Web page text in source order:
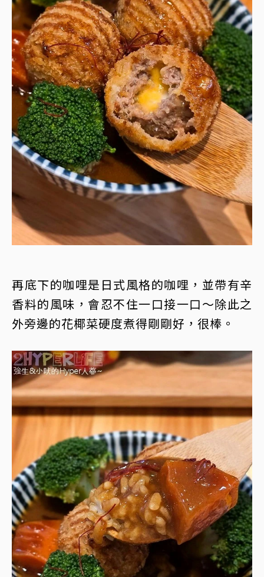
再底下的咖哩是日式風格的咖哩，並帶有辛
香料的風味，會忍不住一口接一口～除此之
外旁邊的花椰菜硬度煮得剛剛好，很棒。